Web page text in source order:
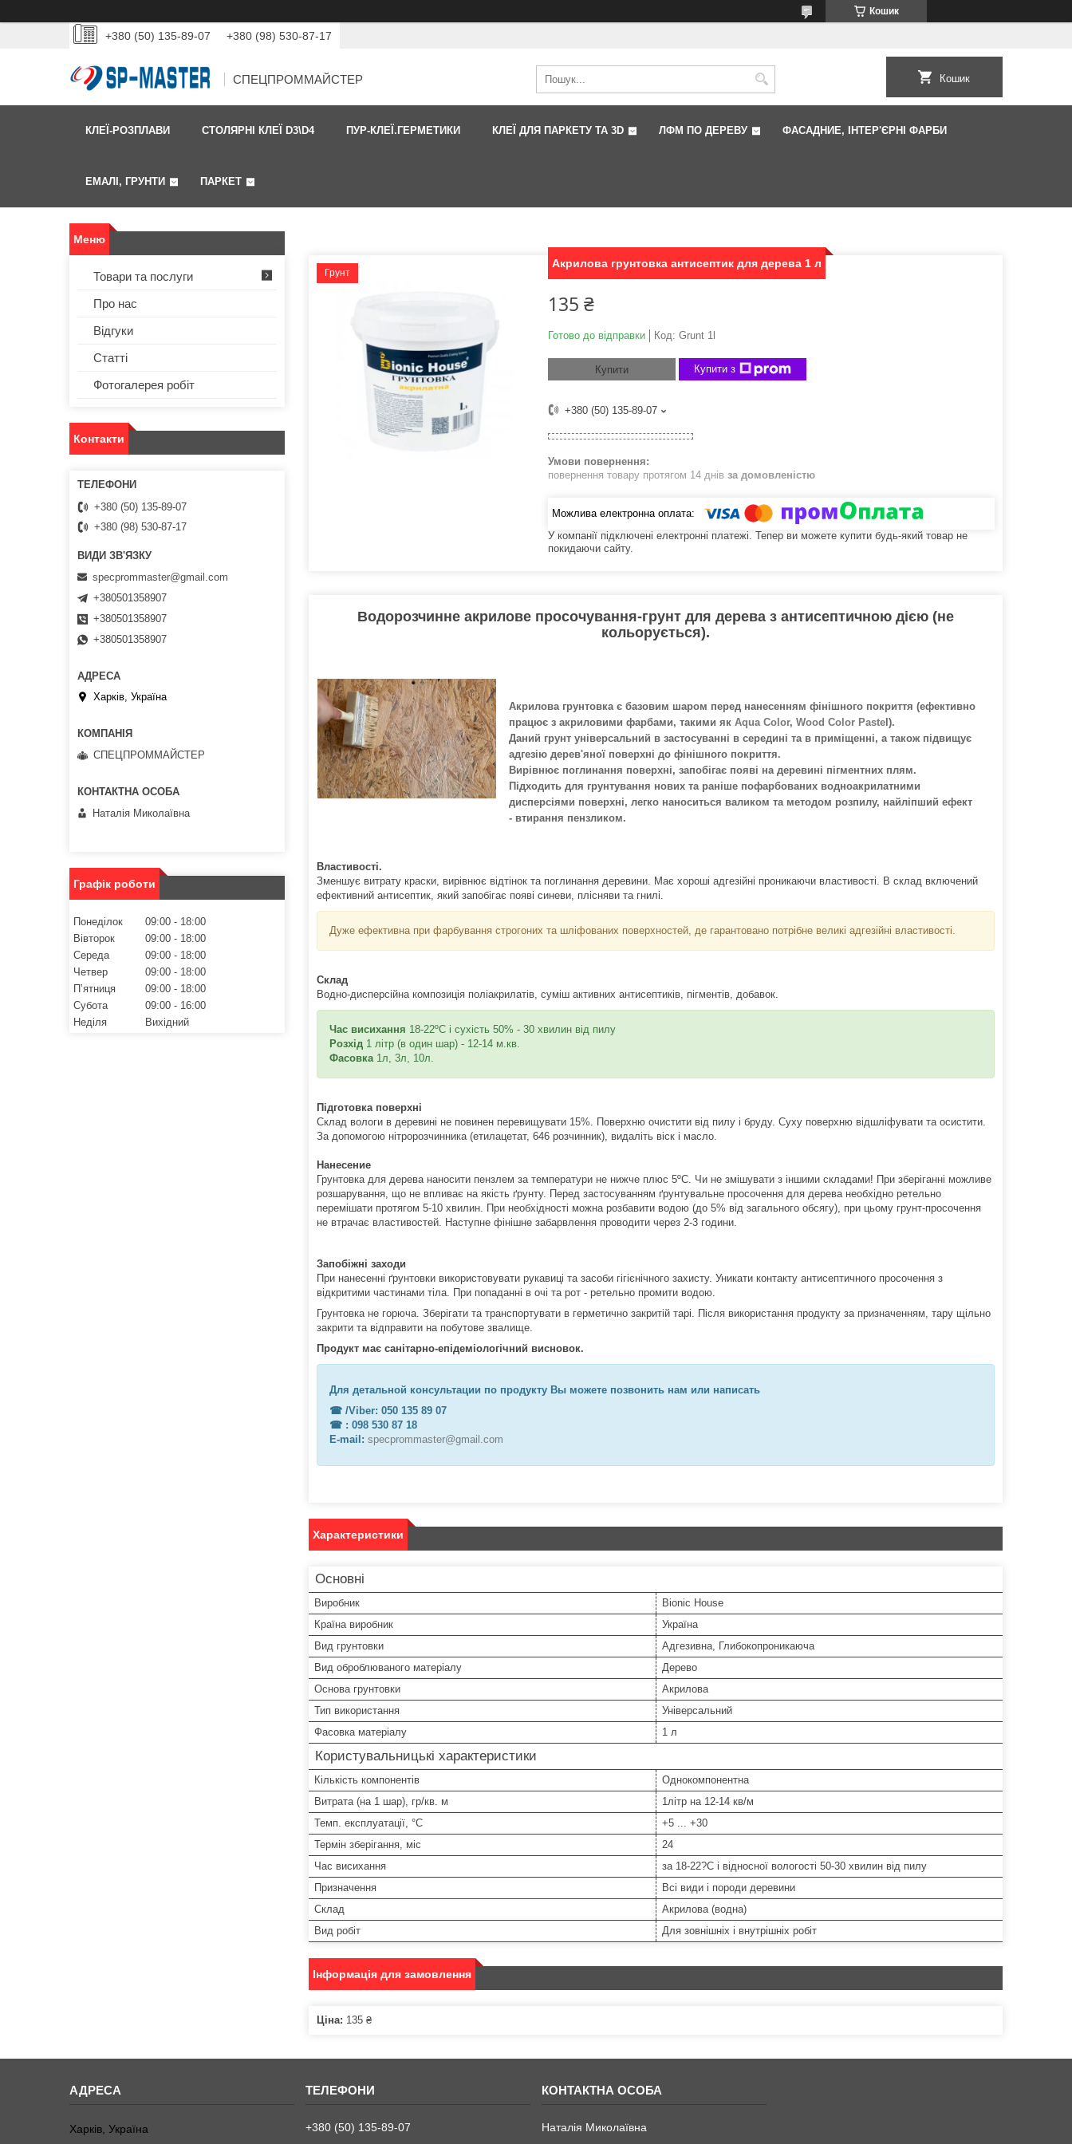
Кошик
+380 (50) 135-89-07 +380 (98) 530-87-17
СПЕЦПРОММАЙСТЕР Кошик
КЛЕЇ-РОЗПЛАВИ СТОЛЯРНІ КЛЕЇ D3\D4 ПУР-КЛЕЇ.ГЕРМЕТИКИ КЛЕЇ ДЛЯ ПАРКЕТУ ТА 3D ЛФМ ПО ДЕРЕВУ ФАCАДНИЕ, ІНТЕР'ЄРНІ ФАРБИ
ЕМАЛІ, ГРУНТИ ПАРКЕТ
Грунт
Акрилова грунтовка антисептик для дерева 1 л
135 ₴
Готово до відправки Код: Grunt 1l
Купити Купити з
+380 (50) 135-89-07
повернення товару протягом 14 днів за домовленістю
У компанії підключені електронні платежі. Тепер ви можете купити будь-який товар не
покидаючи сайту.
Водорозчинне акрилове просочування-грунт для дерева з антисептичною дією (не
кольорується).
Акрилова грунтовка є базовим шаром перед нанесенням фінішного покриття (ефективно
працює з акриловими фарбами, такими якAqua Color,Wood Color Paste l).
Даний грунт універсальний в застосуванні в середині та в приміщенні, а також підвищує
адгезію дерев'яної поверхні до фінішного покриття.
Вирівнює поглинання поверхні, запобігає появі на деревині пігментних плям.
Підходить для грунтування нових та раніше пофарбованих водноакрилатними
дисперсіями поверхні, легко наноситься валиком та методом розпилу, найліпший ефект
- втирання пензликом.
Властивості.
Зменшує витрату краски, вирівнює відтінок та поглинання деревини. Має хороші адгезійні проникаючи властивості. В склад включений
ефективний антисептик, який запобігає появі синеви, плісняви та гнилі.
Дуже ефективна при фарбування строгоних та шліфованих поверхностей, де гарантовано потрібне великі адгезійні властивості.
Склад
Водно-дисперсійна композиція поліакрилатів, суміш активних антисептиків, пігментів, добавок.
Час висихання 18-22ºС і сухість 50% - 30 хвилин від пилу
Розхід 1 літр (в один шар) - 12-14 м.кв.
Фасовка1л, 3л, 10л.
Підготовка поверхні
Склад вологи в деревині не повинен перевищувати 15%. Поверхню очистити від пилу і бруду. Суху поверхню відшліфувати та осистити.
За допомогою нітророзчинника (етилацетат, 646 розчинник), видаліть віск і масло.
Нанесение
Грунтовка для дерева наносити пензлем за температури не нижче плюс 5ºС. Чи не змішувати з іншими складами! При зберіганні можливе
розшарування, що не впливає на якість ґрунту. Перед застосуванням ґрунтувальне просочення для дерева необхідно ретельно
перемішати протягом 5-10 хвилин. При необхідності можна розбавити водою (до 5% від загального обсягу), при цьому грунт-просочення
не втрачає властивостей. Наступне фінішне забарвлення проводити через 2-3 години.
Запобіжні заходи
При нанесенні ґрунтовки використовувати рукавиці та засоби гігієнічного захисту. Уникати контакту антисептичного просочення з
відкритими частинами тіла. При попаданні в очі та рот - ретельно промити водою.
Грунтовка не горюча. Зберігати та транспортувати в герметично закритій тарі. Після використання продукту за призначенням, тару щільно
закрити та відправити на побутове звалище.
Продукт має санітарно-епідеміологічний висновок.
Для детальной консультации по продукту Вы можете позвонить нам или написать
☎︎ /Viber: 050 135 89 07
☎︎ : 098 530 87 18
E-mail: specprommaster@gmail.com
Характеристики
Основні
Виробник
Bionic House
Країна виробник
Україна
Вид грунтовки
Адгезивна, Глибокопроникаюча
Вид оброблюваного матеріалу
Дерево
Основа грунтовки
Акрилова
Тип використання
Універсальний
Фасовка матеріалу
1 л
Користувальницькі характеристики
Кількість компонентів
Однокомпонентна
Витрата (на 1 шар), гр/кв. м
1літр на 12-14 кв/м
Темп. експлуатації, °С
+5 ... +30
Термін зберігання, міс
24
Час висихання
за 18-22?С і відносної вологості 50-30 хвилин від пилу
Призначення
Всі види і породи деревини
Склад
Акрилова (водна)
Вид робіт
Для зовнішніх і внутрішніх робіт
Інформація для замовлення
Ціна: 135 ₴
Товари та послуги
Про нас
Відгуки
Статті
Фотогалерея робіт
Контакти
+380 (50) 135-89-07
+380 (98) 530-87-17
specprommaster@gmail.com
+380501358907
+380501358907
+380501358907
Харків, Україна
СПЕЦПРОММАЙСТЕР
Наталія Миколаївна
Графік роботи
Понеділок 09:00
18:00
Вівторок
09:00
18:00
Середа
09:00
18:00
Четвер
09:00
18:00
Пʼятниця
09:00
18:00
Субота
09:00
16:00
Неділя
Вихідний
Харків, Україна
+380 (50) 135-89-07
Наталія Миколаївна